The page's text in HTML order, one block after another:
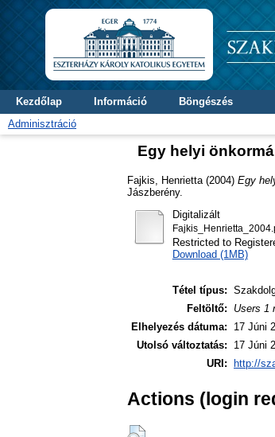
Kezdőlap Információ
Böngészés
Adminisztráció
Egy helyi
Fajkis, Henrietta (2004) Egy
Jászberény.
Digitalizált
Restricted to
Download (1MB)
Tétel típus:
Feltöltő:
Users 1
Elhelyezés dátuma:
17 Júni
Utolsó változtatás:
17 Júni
URI:
http://
Actions (login